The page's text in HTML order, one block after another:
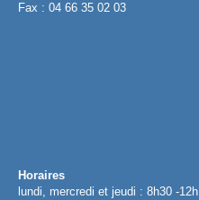
Fax : 04 66 35 02 03
Horaires
lundi, mercredi et jeudi : 8h30 -12h